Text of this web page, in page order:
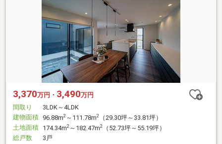
3,370万円・ 3,490万円
間取り
3LDK～4LDK
建物面積 96.88m2 ～111.78m2
（29.30坪～33.81坪）
土地面積 174.34m2 ～182.47m2
（52.73坪～55.19坪）
総戸数
3戸